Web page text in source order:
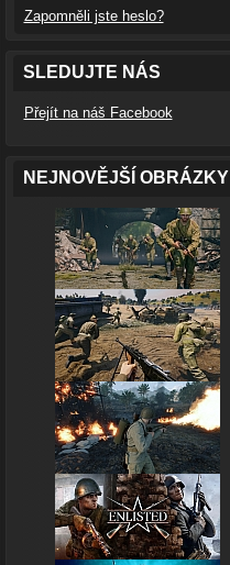
Zapomněli jste heslo?
SLEDUJTE NÁS
Přejít na náš Facebook
NEJNOVĚJŠÍ OBRÁZKY